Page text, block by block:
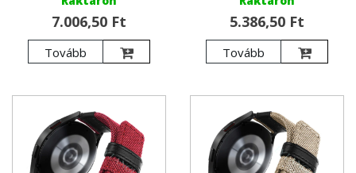
7.006,50 Ft
Tovább
5.386,50 Ft
Tovább